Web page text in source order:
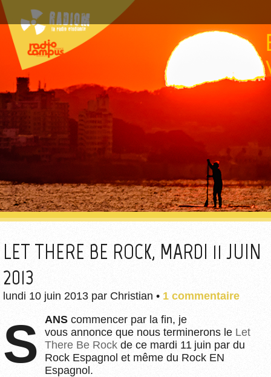
LET THERE BE ROCK, MARDI 11 JUIN
2013
lundi 10 juin 2013 par Christian • 1 commentaire
SANS commencer par la fin, je
vous annonce que nous terminerons le Let
There Be Rock de ce mardi 11 juin par du
Rock Espagnol et même du Rock EN
Espagnol.